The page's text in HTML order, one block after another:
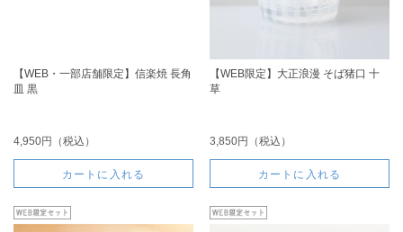
【WEB・一部店舗限定】信楽焼 長角
皿 黒
4,950円（税込）
カートに入れる
【WEB限定】大正浪漫 そば猪口 十
草
3,850円（税込）
カートに入れる